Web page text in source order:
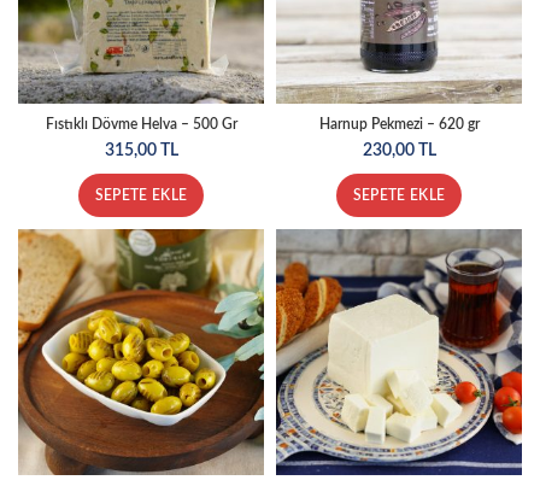
Fıstıklı Dövme Helva – 500 Gr
315,00 TL
SEPETE EKLE
Harnup Pekmezi – 620 gr
230,00 TL
SEPETE EKLE